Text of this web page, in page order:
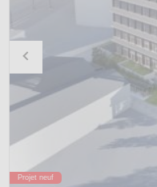
Projet neuf